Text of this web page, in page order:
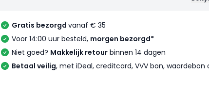
Gratis bezorgd vanaf € 35
Voor 14:00 uur besteld, morgen bezorgd*
Niet goed? Makkelijk retour binnen 14 dagen
Betaal veilig, met iDeal, creditcard, VVV bon,